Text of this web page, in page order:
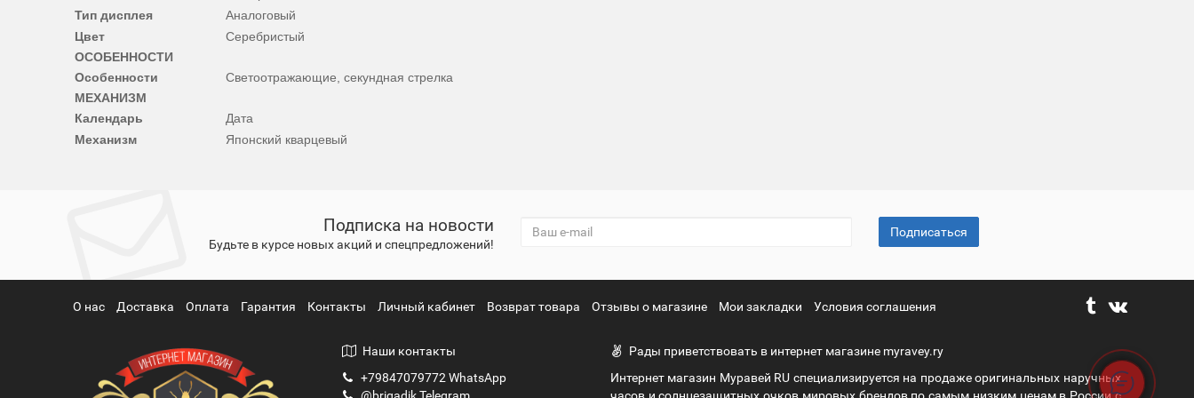
Тип дисплея
Аналоговый
Цвет
Серебристый
ОСОБЕННОСТИ
Особенности
Светоотражающие, секундная стрелка
МЕХАНИЗМ
Календарь
Дата
Механизм
Японский кварцевый
Подписка на новости
Будьте в курсе новых акций и спецпредложений!
Подписаться
О нас Доставка Оплата Гарантия Контакты Личный кабинет Возврат товара Отзывы о магазине Мои закладки Условия соглашения
Наши контакты
+79847079772 WhatsApp
@brigadik Telegram
Рады приветствовать в интернет магазине myravey.ry
Интернет магазин Муравей RU специализируется на продаже оригинальных наручных
часов и солнцезащитных очков мировых брендов по самым низким ценам в России с